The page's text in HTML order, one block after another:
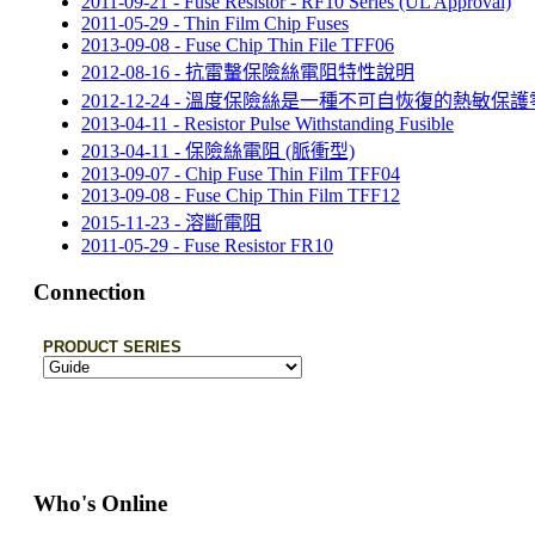
2011-05-29 - Thin Film Chip Fuses
2013-09-08 - Fuse Chip Thin File TFF06
2012-08-16 - 抗雷轚保險絲電阻特性說明
2012-12-24 - 溫度保險絲是一種不可自恢復的熱敏保護
2013-04-11 - Resistor Pulse Withstanding Fusible
2013-04-11 - 保險絲電阻 (脈衝型)
2013-09-07 - Chip Fuse Thin Film TFF04
2013-09-08 - Fuse Chip Thin Film TFF12
2015-11-23 - 溶斷電阻
2011-05-29 - Fuse Resistor FR10
Connection
Who's Online